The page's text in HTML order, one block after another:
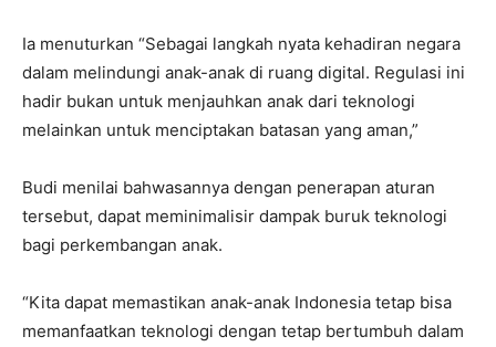
Ia menuturkan “Sebagai langkah nyata kehadiran negara
dalam melindungi anak-anak di ruang digital. Regulasi ini
hadir bukan untuk menjauhkan anak dari teknologi
melainkan untuk menciptakan batasan yang aman,”
Budi menilai bahwasannya dengan penerapan aturan
tersebut, dapat meminimalisir dampak buruk teknologi
bagi perkembangan anak.
“Kita dapat memastikan anak-anak Indonesia tetap bisa
memanfaatkan teknologi dengan tetap bertumbuh dalam